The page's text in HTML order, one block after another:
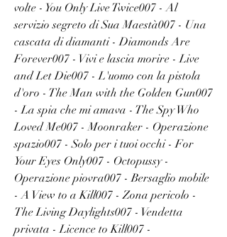
volte - You Only Live Twice007 - Al
servizio segreto di Sua Maestà007 - Una
cascata di diamanti - Diamonds Are
Forever007 - Vivi e lascia morire - Live
and Let Die007 - L'uomo con la pistola
d'oro - The Man with the Golden Gun007
- La spia che mi amava - The Spy Who
Loved Me007 - Moonraker - Operazione
spazio007 - Solo per i tuoi occhi - For
Your Eyes Only007 - Octopussy -
Operazione piovra007 - Bersaglio mobile
- A View to a Kill007 - Zona pericolo -
The Living Daylights007 - Vendetta
privata - Licence to Kill007 -